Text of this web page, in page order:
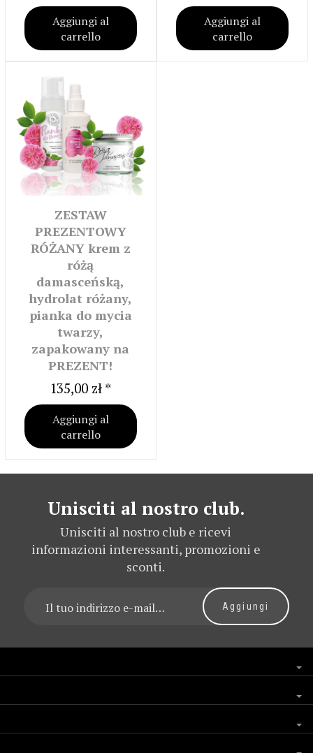
Aggiungi al
carrello
Aggiungi al
carrello
ZESTAW
PREZENTOWY
RÓŻANY krem z
różą
damasceńską,
hydrolat różany,
pianka do mycia
twarzy,
zapakowany na
PREZENT!
135,00 zł *
Aggiungi al
carrello
Unisciti al nostro club.
Unisciti al nostro club e ricevi
informazioni interessanti, promozioni e
sconti.